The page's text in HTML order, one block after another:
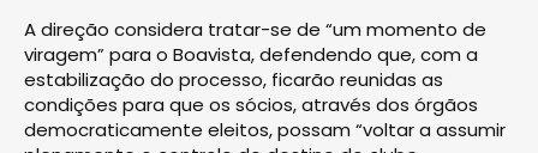
A direção considera tratar-se de “um momento de
viragem” para o Boavista, defendendo que, com a
estabilização do processo, ficarão reunidas as
condições para que os sócios, através dos órgãos
democraticamente eleitos, possam “voltar a assumir